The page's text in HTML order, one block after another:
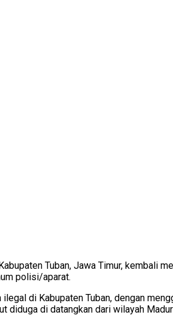
Tuban, Jawa Timur, kembali
polisi/aparat.
di Kabupaten Tuban, dengan
di datangkan dari wilayah